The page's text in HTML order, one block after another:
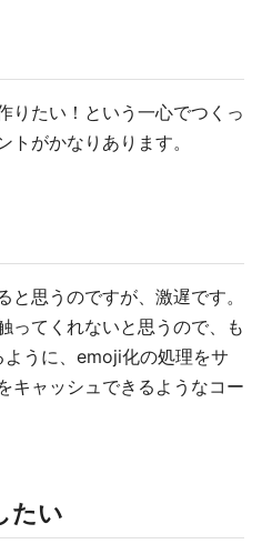
りたい！という一心でつくっ
がかなりあります。
思うのですが、激遅です。
ってくれないと思うので、も
うに、emoji化の処理をサ
キャッシュできるようなコー
たい